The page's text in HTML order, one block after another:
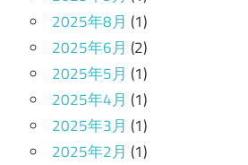
2025年8月 (1)
2025年6月 (2)
2025年5月 (1)
2025年4月 (1)
2025年3月 (1)
2025年2月 (1)